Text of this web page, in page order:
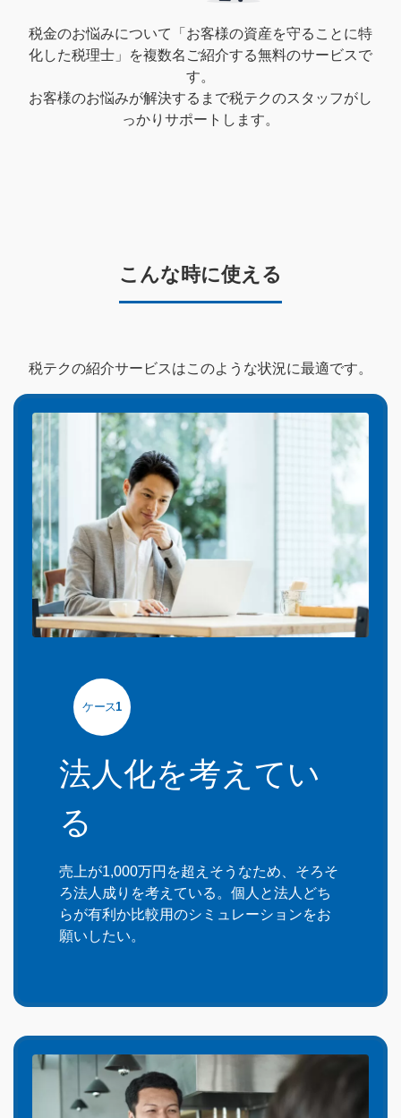
税金のお悩みについて「お客様の資産を守ることに特
化した税理士」を複数名ご紹介する無料のサービスで
す。
お客様のお悩みが解決するまで税テクのスタッフがし
っかりサポートします。
こんな時に使える
税テクの紹介サービスはこのような状況に最適です。
ケース1
法人化を考えてい
る
売上が1,000万円を超えそうなため、そろそ
ろ法人成りを考えている。個人と法人どち
らが有利か比較用のシミュレーションをお
願いしたい。